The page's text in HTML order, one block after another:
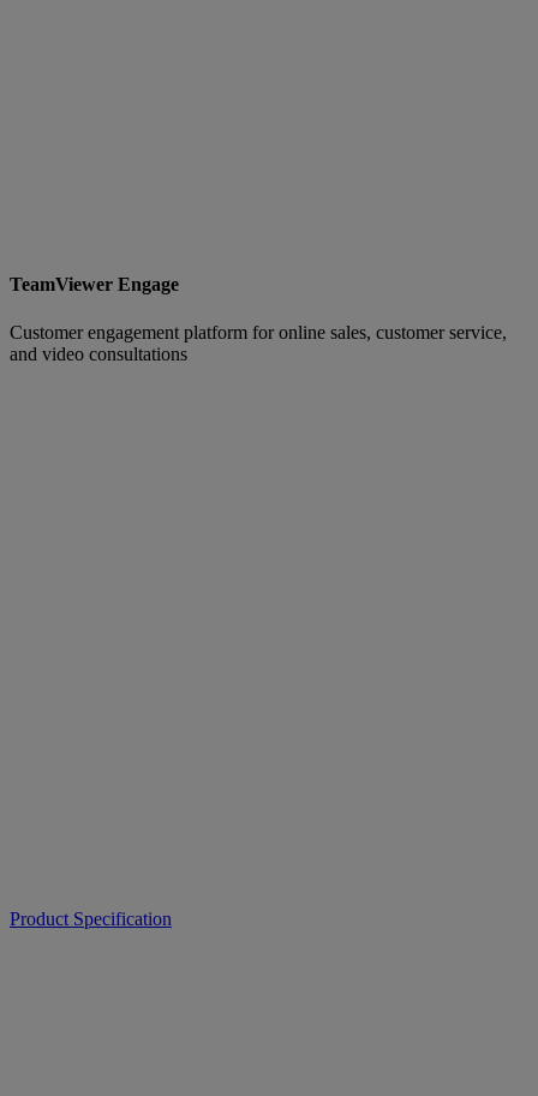
TeamViewer Engage
Customer engagement platform for online sales, customer service,
and video consultations
Product Specification